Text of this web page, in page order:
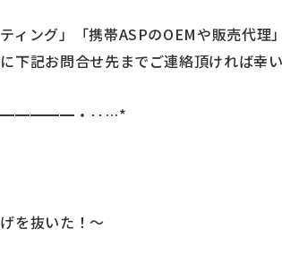
ィング」「携帯ASPのOEMや販売代理」
記お問合せ先までご連絡頂ければ幸い
・‥…*
を抜いた！～